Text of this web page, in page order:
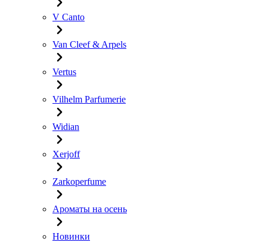
V Canto
Van Cleef & Arpels
Vertus
Vilhelm Parfumerie
Widian
Xerjoff
Zarkoperfume
Ароматы на осень
Новинки